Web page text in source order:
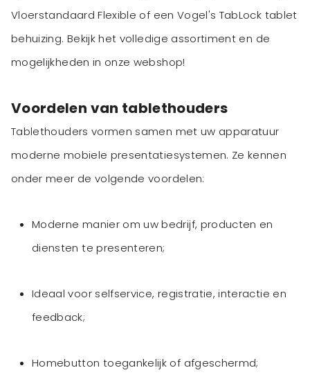
Vloerstandaard Flexible of een Vogel's TabLock tablet
behuizing. Bekijk het volledige assortiment en de
mogelijkheden in onze webshop!
Voordelen van tablethouders
Tablethouders vormen samen met uw apparatuur
moderne mobiele presentatiesystemen. Ze kennen
onder meer de volgende voordelen:
Moderne manier om uw bedrijf, producten en
diensten te presenteren;
Ideaal voor selfservice, registratie, interactie en
feedback;
Homebutton toegankelijk of afgeschermd;